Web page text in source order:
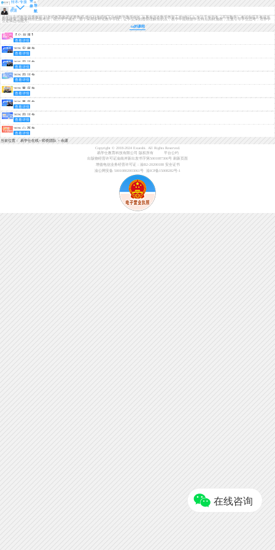
转本/专接
本
登
录导
航
余露
擅长科目：高等数学
易学仕在线数学优秀教师 好老师教育集团优秀教师 曾任好老师线下分校数学教学校长 从事专升本数学教学工作8年以上 专注于专升本《高等数学》考试内容及考试方
向的研究，能够精准把握考点，助力学子成才。善于采用多样化教学手段，让学生深刻透彻理解知识点，教学中能根据学生特点因材施教，注重引导学生思考，培养学
生逻辑思维能力。
ta的课程
【公益课】
2026山西专
升本免费体
验课
查看详情
2026安徽专
升本考情分
析
查看详情
2025四川专
升本考情分
析+26备考指
南
查看详情
2026四川专
升本免费试
听课（理
科）
查看详情
2026重庆专
升本春季班·
早学计划
查看详情
2026重庆专
升本考情分
析+备考指南
查看详情
2026四川专
升本基础录
查看详情
2026山西专
升本基础录
播课
查看详情
当前位置：易学仕在线> 师资团队 > 余露
Copyright © 2018-2024 Exueshi. All Rights Reserved.
易学仕教育科技有限公司 版权所有
平台公约
出版物经营许可证渝南岸新出发书字第5001087306号 刷新页面
增值电信业务经营许可证：渝B2-20200188 安全证书
渝公网安备 50010802003061号
渝ICP备15008282号-1